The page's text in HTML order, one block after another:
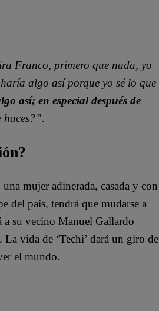
Franco, primero que nada, yo
algo así porque yo sé lo que
así; en especial después de
haces?”.
mujer adinerada, casada y con
del país, tendrá que mudarse a
a su vecino Manuel Gallardo
vida de ‘Techi’ dará un giro de
el mundo.